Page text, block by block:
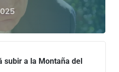
subir a la Montaña del